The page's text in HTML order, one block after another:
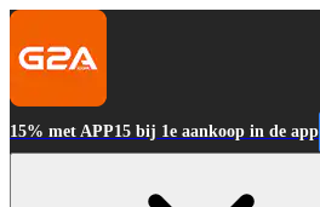
15% met APP15 bij 1e aankoop in de app